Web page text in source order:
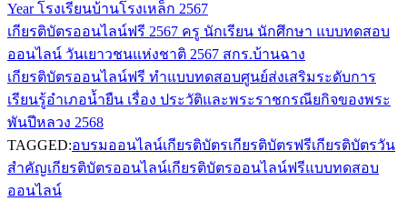
Year โรงเรียนบ้านโรงเหล็ก 2567
เกียรติบัตรออนไลน์ฟรี 2567 ครู นักเรียน นักศึกษา แบบทดสอบ
ออนไลน์ วันเยาวชนแห่งชาติ 2567 สกร.บ้านฉาง
เกียรติบัตรออนไลน์ฟรี ทำแบบทดสอบศูนย์ส่งเสริมระดับการ
เรียนรู้อำเภอน้ำยืน เรื่อง ประวัติและพระราชกรณียกิจของพระ
พันปีหลวง 2568
TAGGED:อบรมออนไลน์เกียรติบัตรเกียรติบัตรฟรีเกียรติบัตรวัน
สำคัญเกียรติบัตรออนไลน์เกียรติบัตรออนไลน์ฟรีแบบทดสอบ
ออนไลน์